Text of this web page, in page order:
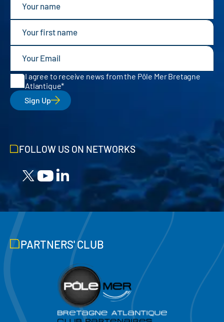
I agree to receive news from the Pôle Mer Bretagne
Atlantique
Sign Up
FOLLOW US ON NETWORKS
PARTNERS' CLUB